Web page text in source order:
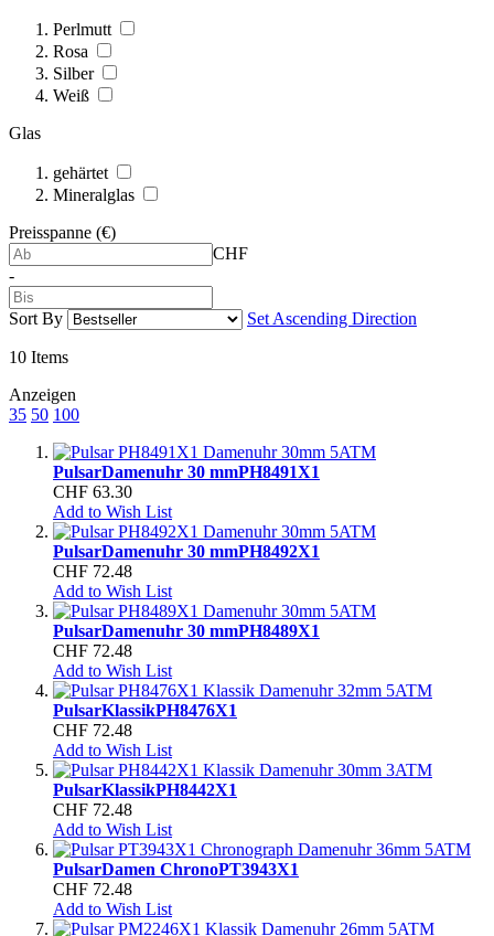
Perlmutt
Rosa
Silber
Weiß
Glas
gehärtet
Mineralglas
Preisspanne (€)
CHF
-
Sort By Set Ascending Direction
10 Items
Anzeigen
35 50 100
PulsarDamenuhr 30 mmPH8491X1
CHF 63.30
Add to Wish List
PulsarDamenuhr 30 mmPH8492X1
CHF 72.48
Add to Wish List
PulsarDamenuhr 30 mmPH8489X1
CHF 72.48
Add to Wish List
PulsarKlassikPH8476X1
CHF 72.48
Add to Wish List
PulsarKlassikPH8442X1
CHF 72.48
Add to Wish List
PulsarDamen ChronoPT3943X1
CHF 72.48
Add to Wish List